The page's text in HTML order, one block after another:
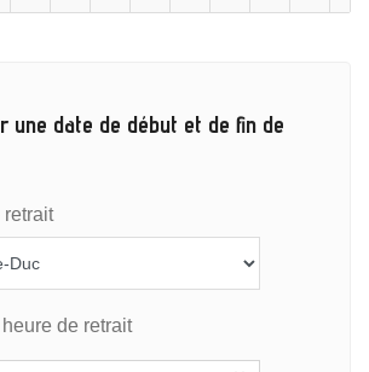
une date de début et de fin de
retrait
de retrait